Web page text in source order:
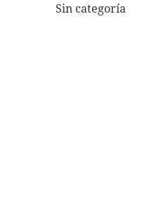
Sin categoría